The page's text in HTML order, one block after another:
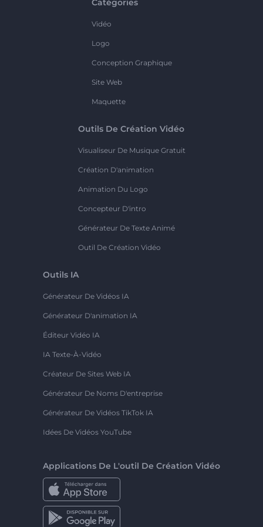
Catégories
Vidéo
Logo
Conception Graphique
Site Web
Maquette
Outils De Création Vidéo
Visualiseur De Musique Gratuit
Création D'animation
Animation Du Logo
Concepteur D'intro
Générateur De Texte Animé
Outil De Création Vidéo
Outils IA
Générateur De Vidéos IA
Générateur D'animation IA
Éditeur Vidéo IA
IA Texte-À-Vidéo
Créateur De Sites Web IA
Générateur De Noms D'entreprise
Générateur De Vidéos TikTok IA
Idées De Vidéos YouTube
Applications De L'outil De Création Vidéo